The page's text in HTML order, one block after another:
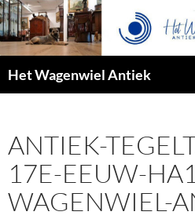
Het Wagenwiel Antiek
ANTIEK-
17E-EEUW-
WAGENWIEL-